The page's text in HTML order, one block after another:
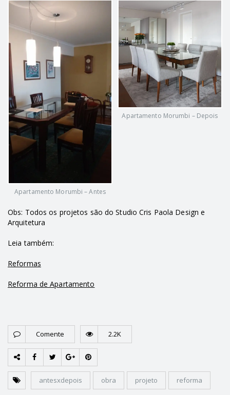
Apartamento Morumbi – Antes
Apartamento Morumbi – Depois
Obs: Todos os projetos são do Studio Cris Paola Design e
Arquitetura
Leia também:
Reformas
Reforma de Apartamento
Comente 2.2K
antesxdepois obra projeto reforma